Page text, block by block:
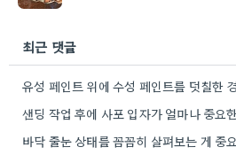
최근 댓글